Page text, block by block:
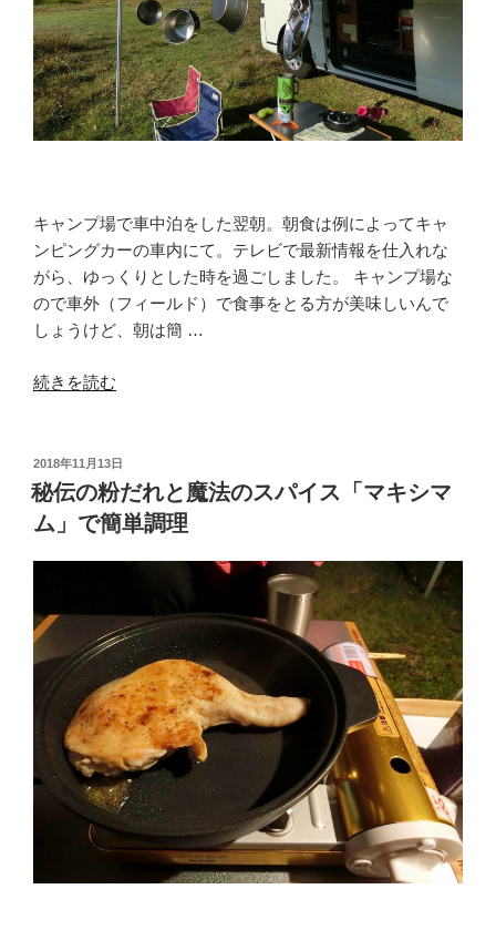
ャ
ン
プ
場」
の
ご
の
キャンプ場で車中泊をした翌朝。朝食は例によってキャ
ンピングカーの車内にて。テレビで最新情報を仕入れな
がら、ゆっくりとした時を過ごしました。 キャンプ場な
ので車外（フィールド）で食事をとる方が美味しいんで
しょうけど、朝は簡 …
“オ
ン
グ
ハ
ガ
を
食
に
使
内
続きを読む
投
稿
日:
2018年11月13日
秘伝の粉だれと魔法のスパイス「マキシマ
ム」で簡単調理